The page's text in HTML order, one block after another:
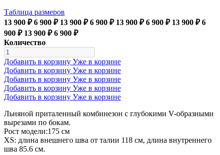
Таблица размеров
13 900 ₽ 6 900 ₽ 13 900 ₽ 6 900 ₽ 13 900 ₽ 6 900 ₽ 13 900 ₽ 6
900 ₽ 13 900 ₽ 6 900 ₽
Количество
Добавить в корзину Уже в корзине
Добавить в корзину Уже в корзине
Добавить в корзину Уже в корзине
Добавить в корзину Уже в корзине
Добавить в корзину Уже в корзине
Льняной приталенный комбинезон с глубокими V-образными
вырезами по бокам.
Рост модели:175 см
XS: длина внешнего шва от талии 118 см, длина внутреннего
шва 85.6 см.